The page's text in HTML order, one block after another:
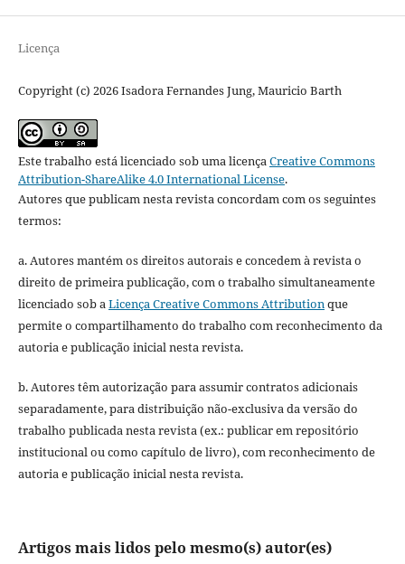
Licença
Copyright (c) 2026 Isadora Fernandes Jung, Mauricio Barth
Este trabalho está licenciado sob uma licençaCreative Commons
Attribution-ShareAlike 4.0 International License.
Autores que publicam nesta revista concordam com os seguintes
termos:
a. Autores mantém os direitos autorais e concedem à revista o
direito de primeira publicação, com o trabalho simultaneamente
licenciado sob aLicença Creative Commons Attributionque
permite o compartilhamento do trabalho com reconhecimento da
autoria e publicação inicial nesta revista.
b. Autores têm autorização para assumir contratos adicionais
separadamente, para distribuição não-exclusiva da versão do
trabalho publicada nesta revista (ex.: publicar em repositório
institucional ou como capítulo de livro), com reconhecimento de
autoria e publicação inicial nesta revista.
Artigos mais lidos pelo mesmo(s) autor(es)